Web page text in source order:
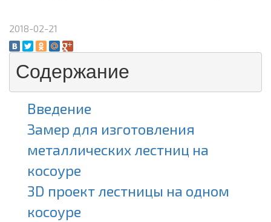
2018-02-21
Содержание
Введение
Замер для изготовления
металлических лестниц на
косоуре
3D проект лестницы на одном
косоуре